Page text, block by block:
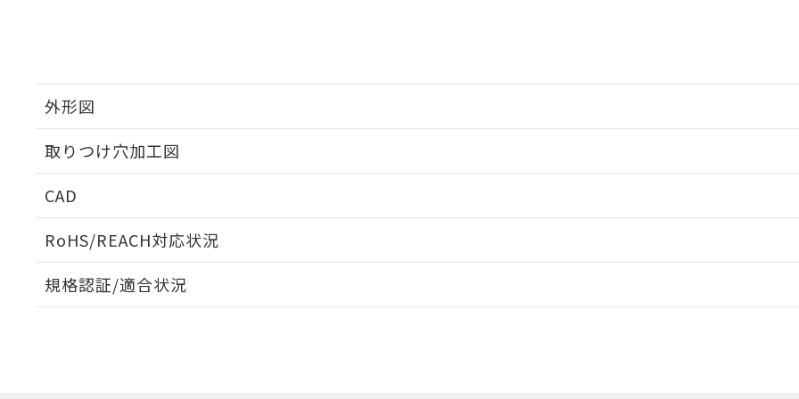
外形図
取りつけ穴加工図
CAD
RoHS/REACH対応状況
EU RoHS 注意事項・凡例
規格認証/適合状況